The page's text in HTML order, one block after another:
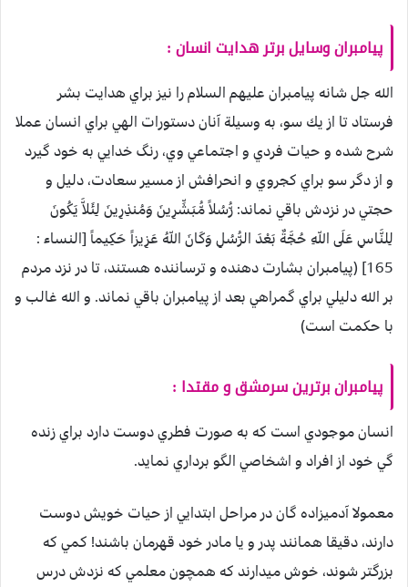
پيامبران وسايل برتر هدايت انسان :
الله جل شانه پيامبران عليهم السلام را نيز براي هدايت بشر
فرستاد تا از يك سو، به وسيلة آنان دستورات الهي براي انسان عملا
شرح شده و حيات فردي و اجتماعي وي، رنگ خدايي به خود گيرد
و از دگر سو براي كجروي و انحرافش از مسير سعادت، دليل و
حجتي در نزدش باقي نماند: رُّسُلاً مُّبَشِّرِينَ وَمُنذِرِينَ لِئَلاَّ يَكُونَ
لِلنَّاسِ عَلَى اللّهِ حُجَّةٌ بَعْدَ الرُّسُلِ وَكَانَ اللّهُ عَزِيزاً حَكِيماً [النساء :
165] (پيامبران بشارت دهنده و ترساننده هستند، تا در نزد مردم
بر الله دليلي براي گمراهي بعد از پيامبران باقي نماند. و الله غالب و
با حكمت است)
پيامبران برترين سرمشق و مقتدا :
انسان موجودي است كه به صورت فطري دوست دارد براي زنده
گي خود از افراد و اشخاصي الگو برداري نمايد.
معمولا آدميزاده گان در مراحل ابتدايي از حيات خويش دوست
دارند، دقيقا همانند پدر و يا مادر خود قهرمان باشند! كمي كه
بزرگتر شوند، خوش ميدارند كه همچون معلمي كه نزدش درس